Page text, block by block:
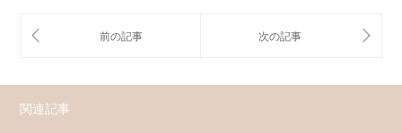
関連記事